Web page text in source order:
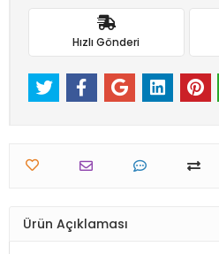
Hızlı Gönderi
Ürün Açıklaması